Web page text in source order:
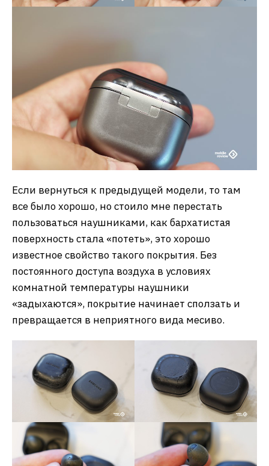
Если вернуться к предыдущей модели, то там
все было хорошо, но стоило мне перестать
пользоваться наушниками, как бархатистая
поверхность стала «потеть», это хорошо
известное свойство такого покрытия. Без
постоянного доступа воздуха в условиях
комнатной температуры наушники
«задыхаются», покрытие начинает сползать и
превращается в неприятного вида месиво.